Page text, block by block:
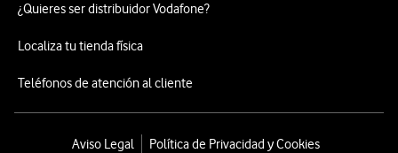
¿Quieres ser distribuidor Vodafone?
Localiza tu tienda física
Teléfonos de atención al cliente
Aviso Legal
Política de Privacidad y Cookies